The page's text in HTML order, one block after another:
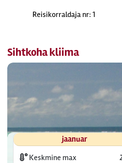
Reisikorraldaja nr: 1
Sihtkoha kliima
jaanuar
Keskmine max